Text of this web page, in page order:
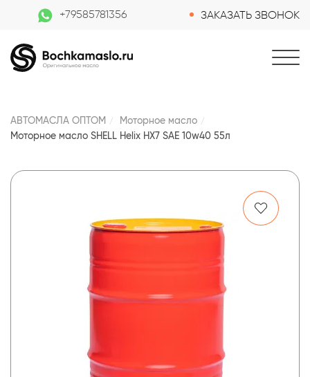
+79585781356 ЗАКАЗАТЬ ЗВОНОК
АВТОМАСЛА ОПТОМ
Моторное масло
Моторное масло SHELL Helix HX7 SAE 10w40 55л